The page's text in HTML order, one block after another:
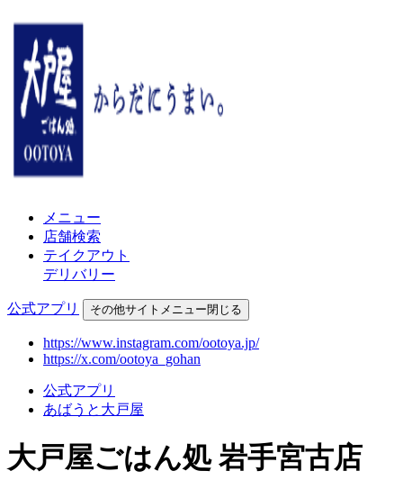
メニュー
店舗検索
テイクアウト
デリバリー
公式アプリ その他サイトメニュー閉じる
https://www.instagram.com/ootoya.jp/
https://x.com/ootoya_gohan
公式アプリ
あばうと大戸屋
大戸屋ごはん処 岩手宮古店